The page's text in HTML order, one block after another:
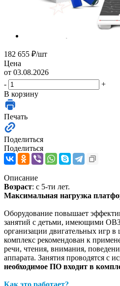
182 655 ₽/шт
Цена
от 03.08.2026
-
+
В корзину
Печать
Поделиться
Поделиться
Описание
Возраст: с 5-ти лет.
Максимальная нагрузка
Оборудование повышает
занятий с детьми, имеющими
организации двигательных игр
комплекс рекомендован к
речи, чтения, внимания,
аппарата. Занятия проводятся с
необходимое ПО входит в